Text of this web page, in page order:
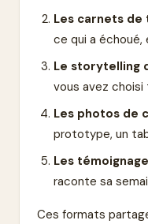
Les carnets de
ce qui a échoué,
Le storytelling
vous avez
Les photos de
prototype, un
Les
raconte sa
Ces formats